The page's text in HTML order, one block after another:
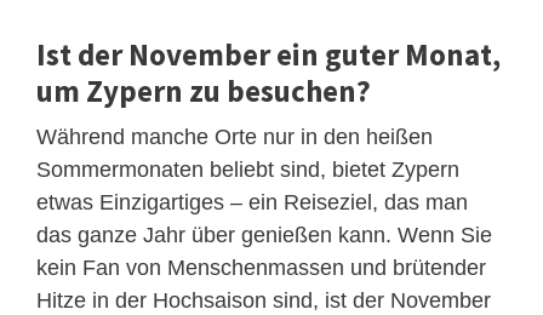
Ist der November ein guter Monat,
um Zypern zu besuchen?
Während manche Orte nur in den heißen
Sommermonaten beliebt sind, bietet Zypern
etwas Einzigartiges – ein Reiseziel, das man
das ganze Jahr über genießen kann. Wenn Sie
kein Fan von Menschenmassen und brütender
Hitze in der Hochsaison sind, ist der November